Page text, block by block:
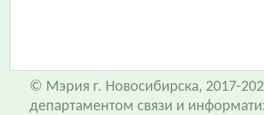
© Мэрия г. Новосибирска, 2017-
департаментом связи и